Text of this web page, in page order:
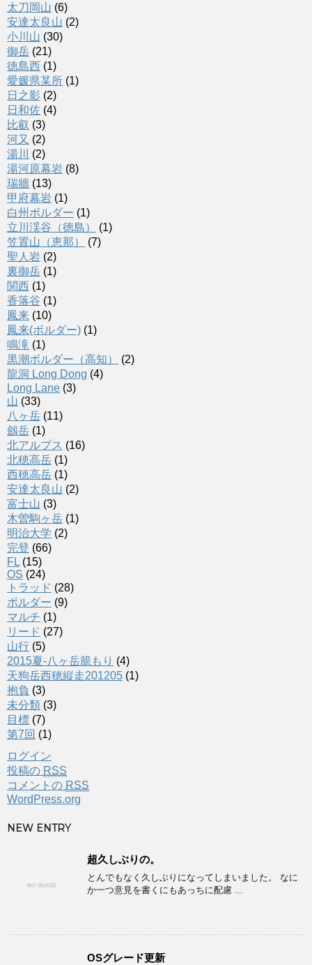
太刀岡山 (6)
安達太良山 (2)
小川山 (30)
御岳 (21)
徳島西 (1)
愛媛県某所 (1)
日之影 (2)
日和佐 (4)
比叡 (3)
河又 (2)
湯川
(2)
湯河原幕岩 (8)
瑞牆 (13)
甲府幕岩 (1)
白州ボルダー (1)
立川渓谷（徳島）
(1)
笠置山（恵那）
(7)
聖人岩 (2)
裏御岳 (1)
関西 (1)
香落谷 (1)
鳳来 (10)
鳳来(ボルダー) (1)
鳴滝 (1)
黒潮ボルダー（高知）
(2)
龍洞 Long Dong (4)
Long Lane (3)
山 (33)
八ヶ岳 (11)
劔岳 (1)
北アルプス (16)
北穂高岳 (1)
西穂高岳 (1)
安達太良山 (2)
富士山 (3)
木曽駒ヶ岳 (1)
明治大学 (2)
完登 (66)
FL (15)
OS (24)
トラッド (28)
ボルダー (9)
マルチ (1)
リード (27)
山行 (5)
2015夏-八ヶ岳籠もり (4)
天狗岳西穂縦走201205 (1)
抱負 (3)
未分類 (3)
目標 (7)
第7回 (1)
ログイン
投稿の RSS
コメントの RSS
WordPress.org
NEW ENTRY
超久しぶりの。
とんでもなく久しぶりになってしまいました。 なに
か一つ意見を書くにもあっちに配慮 ...
OSグレード更新